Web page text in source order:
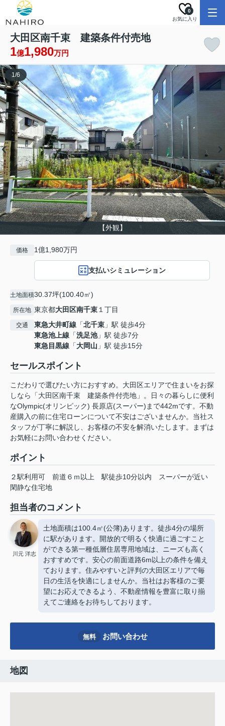
お気に入り
0
大田区南千束 建築条件付売地
1億1,980万円
【外観】
1/6
価格 1億1,980万円
支払いシミュレーション
土地面積30.37坪(100.40㎡)
所在地 東京都大田区南千束１丁目
交通 東急大井町線 「北千束 」駅 徒歩4分
東急池上線 「洗足池」駅 徒歩7分
東急目黒線 「大岡山 」駅 徒歩15分
セールスポイント
こだわりで選びたい方におすすめ。大田区エリアで住まいをお探
しなら「大田区南千束 建築条件付売地」。日々の暮らしに便利
なOlympic(オリンピック) 長原店(スーパー)まで442mです。不動
産購入の前に住宅ローンについて不安はございませんか。当社ス
タッフが丁寧に解説し、お客様の不安を解消いたします。まずは
お気軽にお問い合わせください。
ポイント
２駅利用可 前道６ｍ以上 駅徒歩10分以内
スーパーが近い
閑静な住宅地
担当者のコメント
川元 洋志
土地面積は100.4㎡(公簿)あります。徒歩4分の場所
に駅があります。開放的で明るく快適に過ごすこと
ができる第一種低層住居専用地域は、ニーズも高く
おすすめです。安心の前面道路6m以上の条件を備え
ております。住みやすいと評判の大田区エリアで毎
日の生活を快適にしませんか。当社はお客様のご要
望にお応えできるよう、不動産情報を豊富に取り揃
えてご連絡をお待ちしております。
無料 お問い合わせ
地図